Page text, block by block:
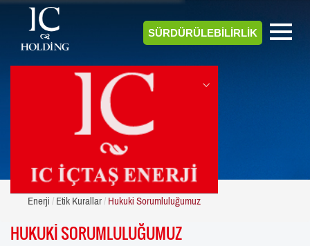
SÜRDÜRÜLEBİLİRLİK
ENERJİ
Enerji Etik Kurallar Hukuki Sorumluluğumuz
HUKUKİ SORUMLULUĞUMUZ